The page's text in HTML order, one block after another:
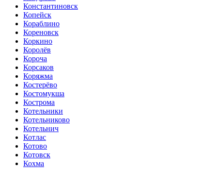
Константиновск
Копейск
Кораблино
Кореновск
Коркино
Королёв
Короча
Корсаков
Коряжма
Костерёво
Костомукша
Кострома
Котельники
Котельниково
Котельнич
Котлас
Котово
Котовск
Кохма